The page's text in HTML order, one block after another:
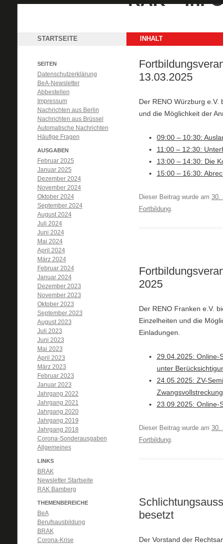
STARTSEITE INHALT
13.03.2025
Der RENO Würzburg
und die Möglichkeit der
09:00 – 10:30:
11:00 – 12:30:
13:00 – 14:30: Die
15:00 – 16:30:
Dieser Beitrag wurde am 30.
Fortbildung.
2025
Der RENO Franken e.V.
Einzelheiten und die
Einladungen.
29.04.2025: Online-
unter
24.05.2025: ZV-
23.09.2025: Online-
Dieser Beitrag wurde am 30.
Fortbildung.
besetzt
Der Vorstand der
SEITEN
Datenschutzerklärung
BeA-Newsletter
Abbestellen
Impressum
Nachrichten aus Berlin
Nachrichten aus Brüssel
Automatische Nachrichten
Häufige Fragen
AUSGABEN
Februar 2025
Januar 2025
Dezember 2024
November 2024
Oktober 2024
September 2024
August 2024
Juli 2024
Juni 2024
Mai 2024
April 2024
März 2024
Februar 2024
Januar 2024
Dezember 2023
November 2023
Oktober 2023
September 2023
August 2023
Juli 2023
Juni 2023
Mai 2023
April 2023
März 2023
Februar 2023
Januar 2023
Jahrgang 2022
Jahrgang 2021
Jahrgang 2020
Jahrgang 2019
Jahrgang 2018
Corona-Sonderausgaben
Allgemeines
LINKS
BRAK
Newsletter Startseite
RAK Bamberg
THEMENBEREICHE
BeA
Berufsausbildung
BRAK
Corona-Krise